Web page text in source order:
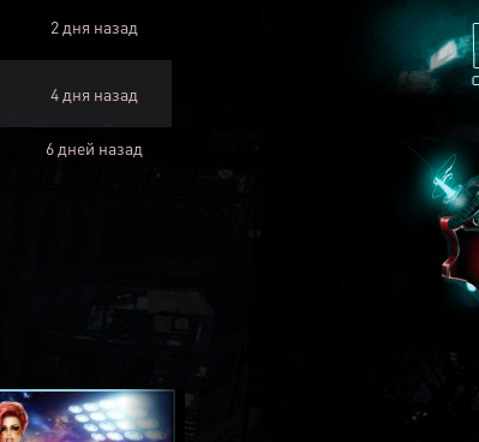
2 дня назад
4 дня назад
6 дней назад